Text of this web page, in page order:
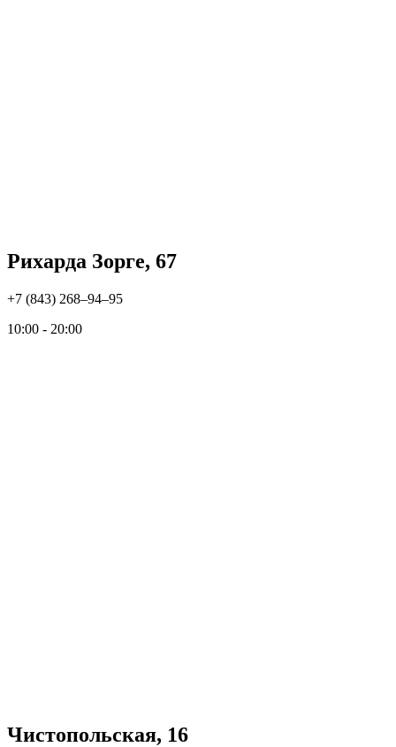
Рихарда Зорге, 67
+7 (843) 268‒94‒95
10:00 - 20:00
Чистопольская, 16